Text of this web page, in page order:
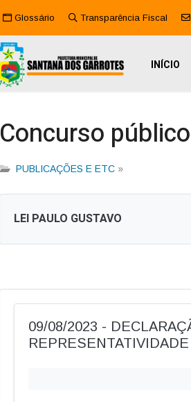
Glossário Transparência Fiscal
INÍCIO
Concurso público
PUBLICAÇÕES E ETC »
LEI PAULO GUSTAVO
09/08/2023 -